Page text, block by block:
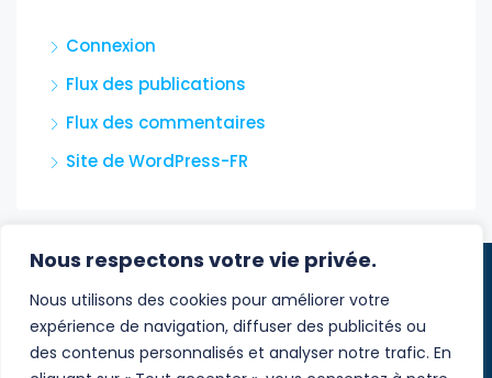
Nous respectons votre vie privée.
Nous utilisons des cookies pour améliorer votre
expérience de navigation, diffuser des publicités ou
des contenus personnalisés et analyser notre trafic. En
Connexion
Flux des publications
Flux des commentaires
Site de WordPress-FR
© Costa del Sol Immo - Tous droits réservés
Mentions légales